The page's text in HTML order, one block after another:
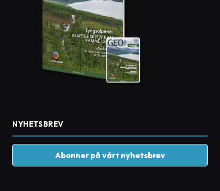
NYHETSBREV
Abonner på vårt nyhetsbrev